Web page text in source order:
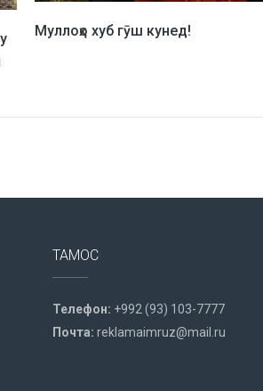
Муллоҳо хуб гӯш кунед!
ТАМОС
Телефон: +992 (93) 103-7777
Почта: reklamaimruz@mail.ru